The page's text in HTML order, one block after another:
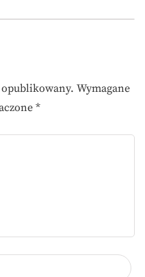
Wymagane
*